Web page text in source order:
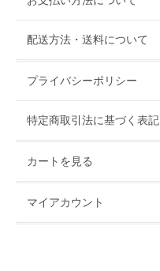
配送方法・送料について
プライバシーポリシー
特定商取引法に基づく表記
カートを見る
マイアカウント